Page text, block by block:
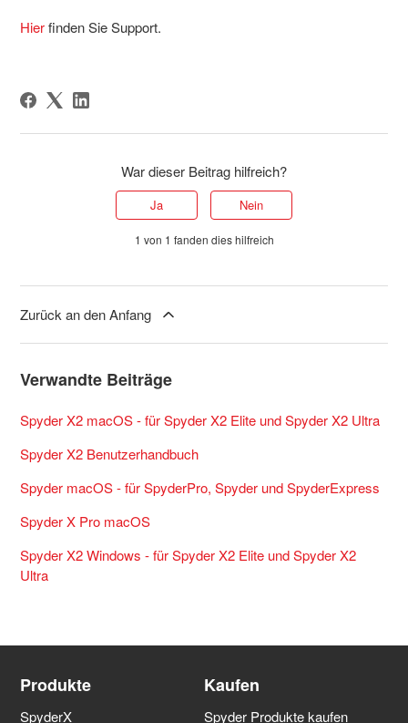
Hierfinden Sie Support.
War dieser Beitrag hilfreich?
Ja Nein
1 von 1 fanden dies hilfreich
Zurück an den Anfang
Verwandte Beiträge
Spyder X2 macOS - für Spyder X2 Elite und Spyder X2 Ultra
Spyder X2 Benutzerhandbuch
Spyder macOS - für SpyderPro, Spyder und SpyderExpress
Spyder X Pro macOS
Spyder X2 Windows - für Spyder X2 Elite und Spyder X2
Ultra
Produkte
SpyderX
Kaufen
Spyder Produkte kaufen